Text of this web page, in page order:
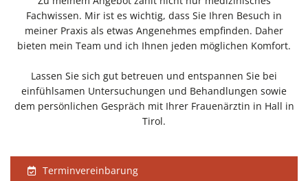
Fachwissen. Mir ist es wichtig, dass Sie Ihren Besuch in
meiner Praxis als etwas Angenehmes empfinden. Daher
bieten mein Team und ich Ihnen jeden möglichen Komfort.
Lassen Sie sich gut betreuen und entspannen Sie bei
einfühlsamen Untersuchungen und Behandlungen sowie
dem persönlichen Gespräch mit Ihrer Frauenärztin in Hall in
Tirol.
Terminvereinbarung